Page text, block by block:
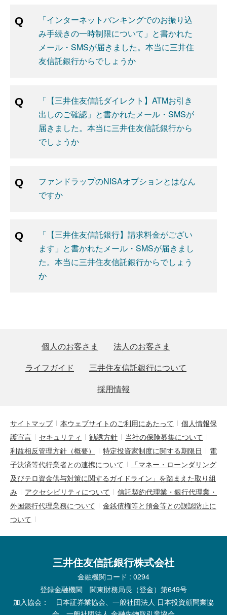
「インターネットバンキングでのお振り込
み手続きの一時制限について」と書かれた
メール・SMSが届きました。本当に三井住
友信託銀行からでしょうか
「【三井住友信託ダイレクト】ATMお引き
出しのご確認」と書かれたメール・SMSが
届きました。本当に三井住友信託銀行から
でしょうか
ファンドラップのNISAオプションとはなん
ですか
「【三井住友信託銀行】請求料金がござい
ます」と書かれたメール・SMSが届きまし
た。本当に三井住友信託銀行からでしょう
か
個人のお客さま
法人のお客さま
ライフガイド
三井住友信託銀行について
採用情報
サイトマップ 本ウェブサイトのご利用にあたって
個人情報保
護宣言
セキュリティ 勧誘方針
当社の保険募集について
利益相反管理方針（概要）
特定投資家制度に関する期限日
電
子決済等代行業者との連携について
「マネー・ローンダリング
及びテロ資金供与対策に関するガイドライン」を踏まえた取り組
み
アクセシビリティについて
信託契約代理業・銀行代理業・
外国銀行代理業務について
金銭債権等と預金等との誤認防止に
ついて
三井住友信託銀行株式会社
金融機関コード : 0294
登録金融機関 関東財務局長（登金）第649号
加入協会： 日本証券業協会、一般社団法人 日本投資顧問業協